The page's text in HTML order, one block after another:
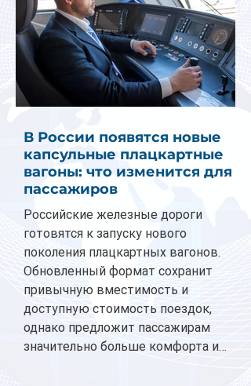
В России появятся новые
капсульные плацкартные
вагоны: что изменится для
пассажиров
Российские железные дороги
готовятся к запуску нового
поколения плацкартных вагонов.
Обновленный формат сохранит
привычную вместимость и
доступную стоимость поездок,
однако предложит пассажирам
значительно больше комфорта и